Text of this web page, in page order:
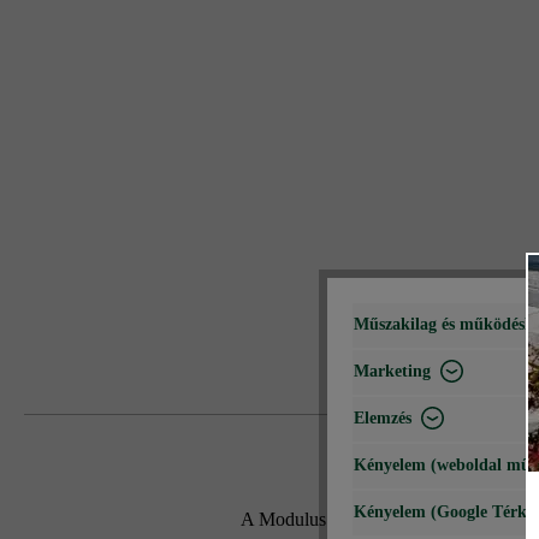
A Modulus Pur kerítés- és falazókő
Műszakilag és
Marketing
Elemzés
Kényelem (weboldal
Kényelem (Google